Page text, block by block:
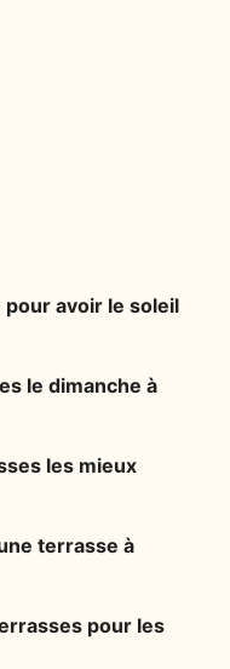
avoir le soleil
le dimanche à
les mieux
terrasse à
pour les